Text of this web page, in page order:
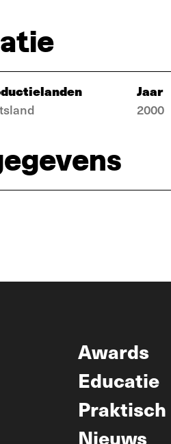
Jaar
2000
Awards
Educatie
Praktisch
Nieuws